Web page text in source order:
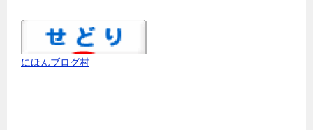
にほんブログ村